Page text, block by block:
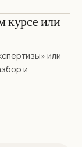
курсе или
или
и